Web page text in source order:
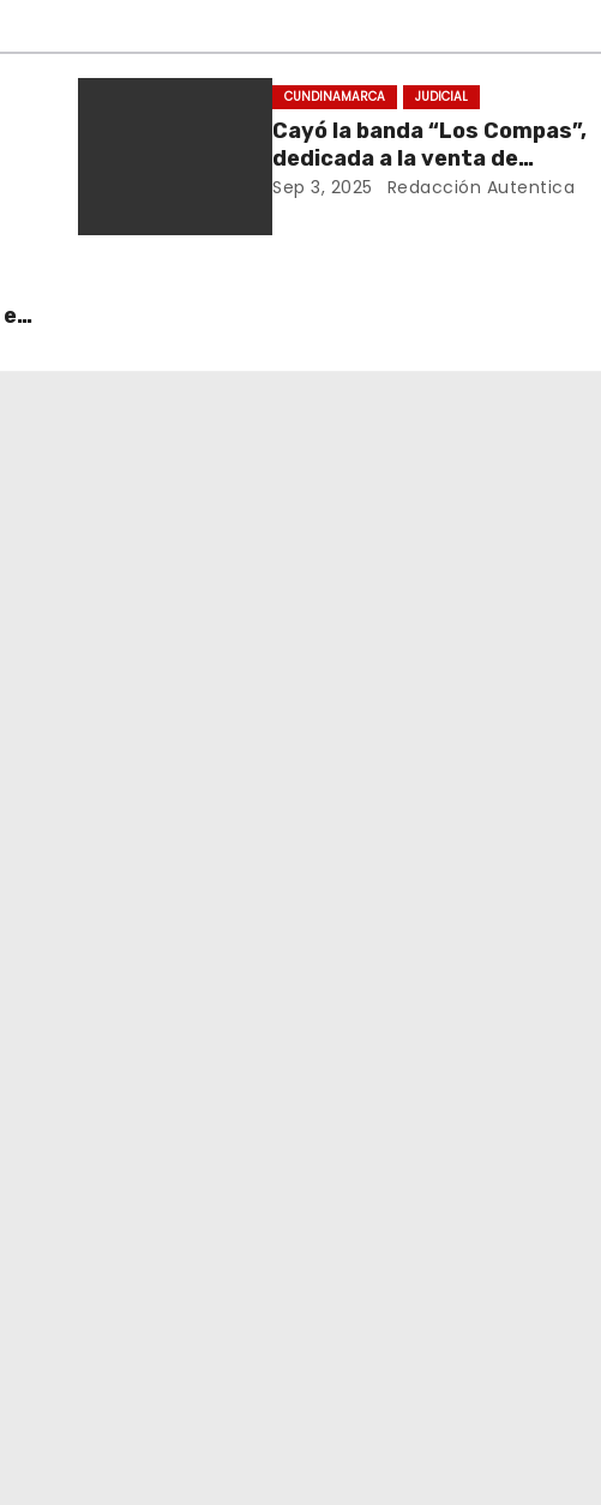
CUNDINAMARCA JUDICIAL
Cayó la banda “Los Compas”,
dedicada a la venta de
estupefacientes a domicilio en
Sep 3, 2025 Redacción Autentica